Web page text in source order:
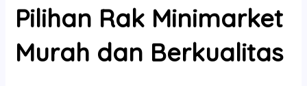
Pilihan Rak Minimarket
Murah dan Berkualitas